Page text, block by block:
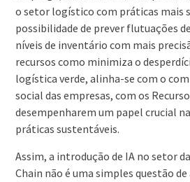
o setor logístico com práticas mais
possibilidade de prever flutuações
níveis de inventário com mais
recursos como minimiza o
logística verde, alinha-se com o
social das empresas, com os
desempenharem um papel crucial
práticas sustentáveis.
Assim, a introdução de IA no setor
Chain não é uma simples questão